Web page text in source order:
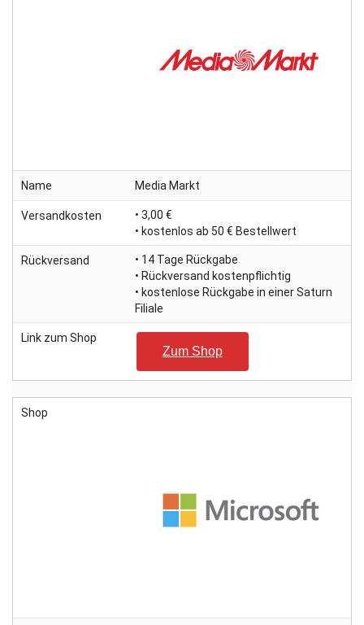
Name Media Markt
Versandkosten
• 3,00 €
• kostenlos ab 50 € Bestellwert
Rückversand
• 14 Tage Rückgabe
• Rückversand kostenpflichtig
• kostenlose Rückgabe in einer Saturn
Filiale
Link zum Shop
Zum Shop
Shop